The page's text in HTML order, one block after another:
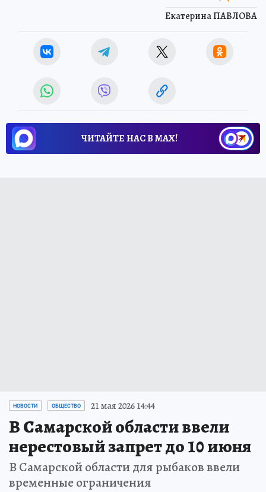
Екатерина ПАВЛОВА
ЧИТАЙТЕ НАС В МАХ!
НОВОСТИ ОБЩЕСТВО 21 мая 2026 14:44
В Самарской области ввели
нерестовый запрет до 10 июня
В Самарской области для рыбаков ввели
временные ограничения